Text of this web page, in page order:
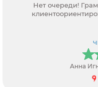
Нет очереди!
Анна